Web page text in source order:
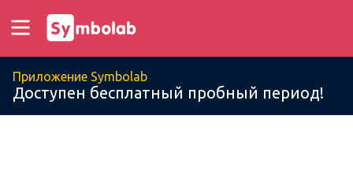
Приложение Symbolab
Доступен бесплатный пробный период!